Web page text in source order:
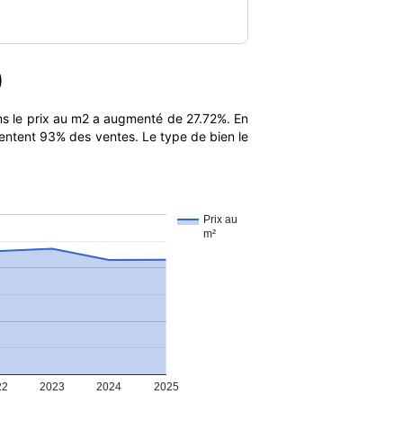
prix au m2 a augmenté de 27.72%. En
93% des ventes. Le type de bien le
Prix au
m²
2023 2024 2025